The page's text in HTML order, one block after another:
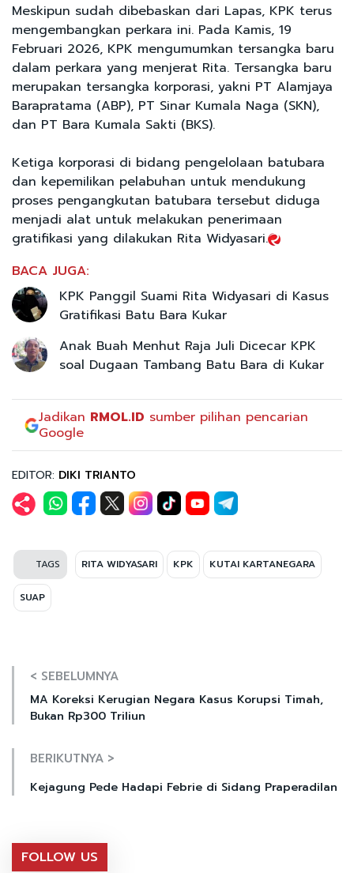
Meskipun sudah dibebaskan dari Lapas, KPK terus
mengembangkan perkara ini. Pada Kamis, 19
Februari 2026, KPK mengumumkan tersangka baru
dalam perkara yang menjerat Rita. Tersangka baru
merupakan tersangka korporasi, yakni PT Alamjaya
Barapratama (ABP), PT Sinar Kumala Naga (SKN),
dan PT Bara Kumala Sakti (BKS).
Ketiga korporasi di bidang pengelolaan batubara
dan kepemilikan pelabuhan untuk mendukung
proses pengangkutan batubara tersebut diduga
menjadi alat untuk melakukan penerimaan
gratifikasi yang dilakukan Rita Widyasari.
BACA JUGA:
KPK Panggil Suami Rita Widyasari di Kasus
Gratifikasi Batu Bara Kukar
Anak Buah Menhut Raja Juli Dicecar KPK
soal Dugaan Tambang Batu Bara di Kukar
Jadikan RMOL.ID sumber pilihan pencarian
Google
EDITOR: DIKI TRIANTO
TAGS RITA WIDYASARI KPK KUTAI KARTANEGARA
SUAP
< SEBELUMNYA
MA Koreksi Kerugian Negara Kasus Korupsi Timah,
Bukan Rp300 Triliun
BERIKUTNYA >
Kejagung Pede Hadapi Febrie di Sidang Praperadilan
FOLLOW US